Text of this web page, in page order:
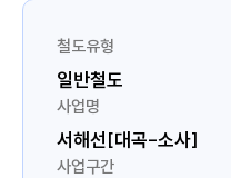
철도유형
일반철도
사업명
서해선[대곡-소사]
사업구간